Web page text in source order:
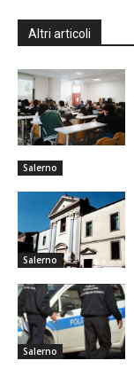
Altri articoli
Salerno
Salerno
Salerno